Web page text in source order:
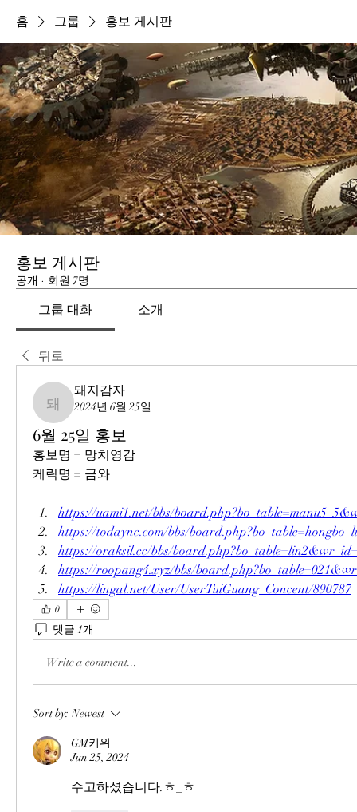
홈 그룹 홍보 게시판
홍보 게시판
공개 · 회원 7명
그룹 대화 소개
뒤로
돼지감자
돼지감자
2024년 6월 25일
6월 25일 홍보
홍보명 = 망치영감
케릭명 = 금와
https://uami1.net/bbs/
https://todaync.com/bbs/
https://oraksil.cc/bbs/
https://roopang4.xyz/bbs/
https://lingal.net/User/UserTuiGuang_Concent/890787
0
댓글 1개
Write a comment...
Sort by: Newest
GM키위
Jun 25, 2024
수고하셨습니다.ㅎ_ㅎ